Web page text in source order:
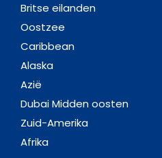
Britse eilanden
Oostzee
Caribbean
Alaska
Azië
Dubai Midden oosten
Zuid-Amerika
Afrika